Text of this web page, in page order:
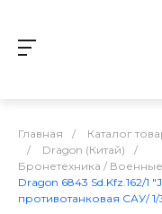
Главная / Каталог
/
Dragon (Китай)
/
Бронетехника /
Dragon 6843 Sd.Kfz.162/1
противотанковая САУ/ 1/